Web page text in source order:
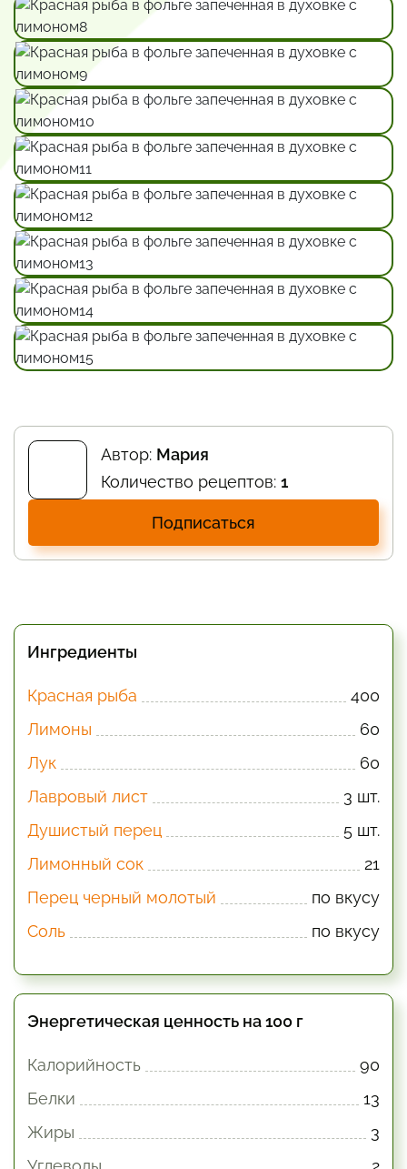
Автор: Мария
Количество рецептов: 1
Подписаться
Ингредиенты
Красная рыба
400
Лимоны
60
Лук
60
Лавровый лист
3 шт.
Душистый перец
5 шт.
Лимонный сок
21
Перец черный молотый
по вкусу
Соль
по вкусу
Энергетическая ценность на 100 г
Калорийность
90
Белки
13
Жиры
3